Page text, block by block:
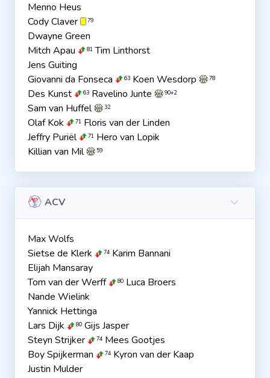
Menno Heus
Cody Claver
79
Dwayne Green
Mitch Apau
81 Tim Linthorst
Jens Guiting
Giovanni da Fonseca
63 Koen Wesdorp 78
Des Kunst 63 Ravelino Junte 90+2
Sam van Huffel 32
Olaf Kok 71 Floris van der Linden
Jeffry Puriël
71 Hero van Lopik
Killian van Mil
59
ACV
Max Wolfs
Sietse de Klerk
74 Karim Bannani
Elijah Mansaray
Tom van der Werff
80 Luca Broers
Nande Wielink
Yannick Hettinga
Lars Dijk
80 Gijs Jasper
Steyn Strijker
74 Mees Gootjes
Boy Spijkerman
74 Kyron van der Kaap
Justin Mulder